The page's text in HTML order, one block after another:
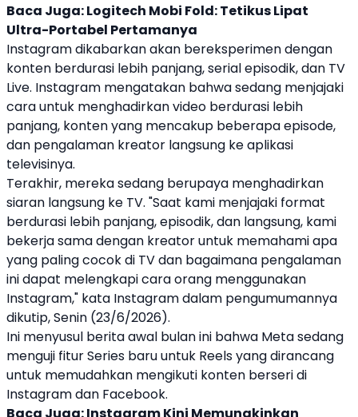
Baca Juga:Logitech Mobi Fold: Tetikus Lipat
Ultra-Portabel Pertamanya
Instagramdikabarkan akan bereksperimen dengan
konten berdurasi lebih panjang, serial episodik, dan TV
Live. Instagram mengatakan bahwa sedang menjajaki
cara untuk menghadirkan video berdurasi lebih
panjang, konten yang mencakup beberapa episode,
dan pengalaman kreator langsung ke aplikasi
televisinya.
Terakhir, mereka sedang berupaya menghadirkan
siaran langsung ke TV. "Saat kami menjajaki format
berdurasi lebih panjang, episodik, dan langsung, kami
bekerja sama dengan kreator untuk memahami apa
yang paling cocok di TV dan bagaimana pengalaman
ini dapat melengkapi cara orang menggunakan
Instagram," kata Instagramdalam pengumumannya
dikutip, Senin (23/6/2026).
Ini menyusul berita awal bulan ini bahwa Meta sedang
menguji fitur Series baru untuk Reels yang dirancang
untuk memudahkan mengikuti konten berseri di
Instagramdan Facebook.
Baca Juga:Instagram Kini Memungkinkan